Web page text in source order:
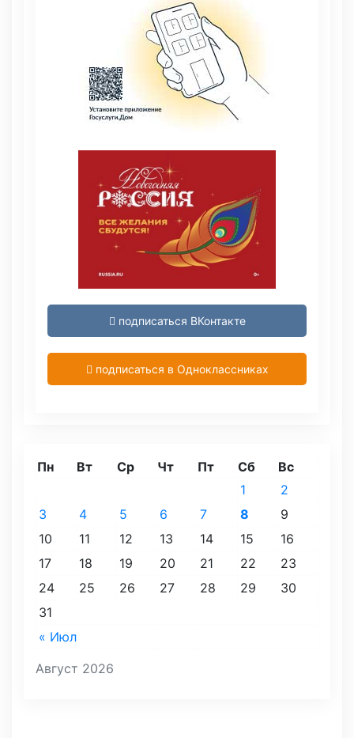
подписаться ВКонтакте
подписаться в Одноклассниках
Август 2026
Пн Вт Ср Чт Пт Сб Вс
« Июл
1
2
3
4 5 6 7 8
9
10
11 12 13 14 15
16
17
18 19 20 21 22
23
24
25 26 27 28 29
30
31